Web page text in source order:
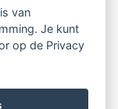
van
Je kunt
op de Privacy